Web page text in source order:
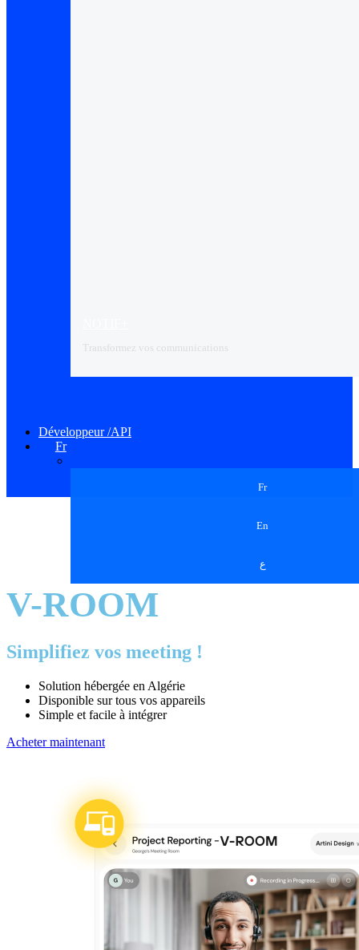
Transformez vos communications
Développeur /API
Fr
Fr
En
ع
V-ROOM
Simplifiez vos meeting !
Solution hébergée en Algérie
Disponible sur tous vos appareils
Simple et facile à intégrer
Acheter maintenant